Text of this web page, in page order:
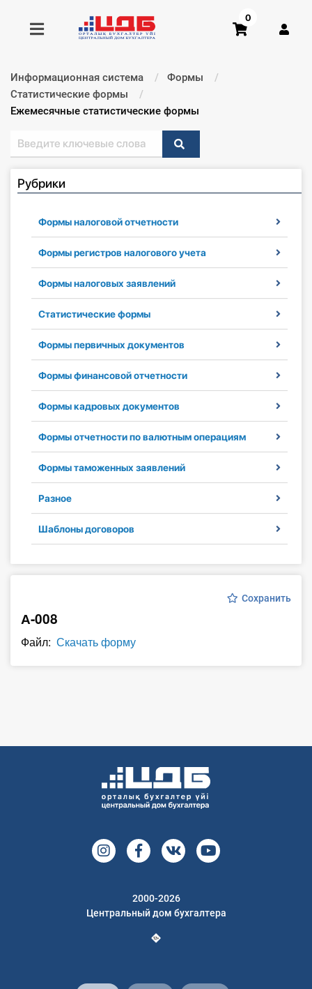
Получить консультацию
Главная ИС
Консультации
Правовая база
Библиотека бухгалтера
Инструменты
Справочник бухгалтера
Участник ВЭД
Практика ИП
Кадры. Труд. Зарплата.
Учет по отраслям
Юридический помощник
О Системе
Обучение
бухгалтера
0
Информационная система
Формы
Статистические формы
Текущий:
Ежемесячные статистические формы
Рубрики
Формы налоговой отчетности
Формы регистров налогового учета
Формы налоговых заявлений
Статистические формы
Формы первичных документов
Формы финансовой отчетности
Формы кадровых документов
Формы отчетности по валютным операциям
Формы таможенных заявлений
Разное
Шаблоны договоров
Сохранить
А-008
Файл: Скачать форму
2000-2026
Центральный дом бухгалтера